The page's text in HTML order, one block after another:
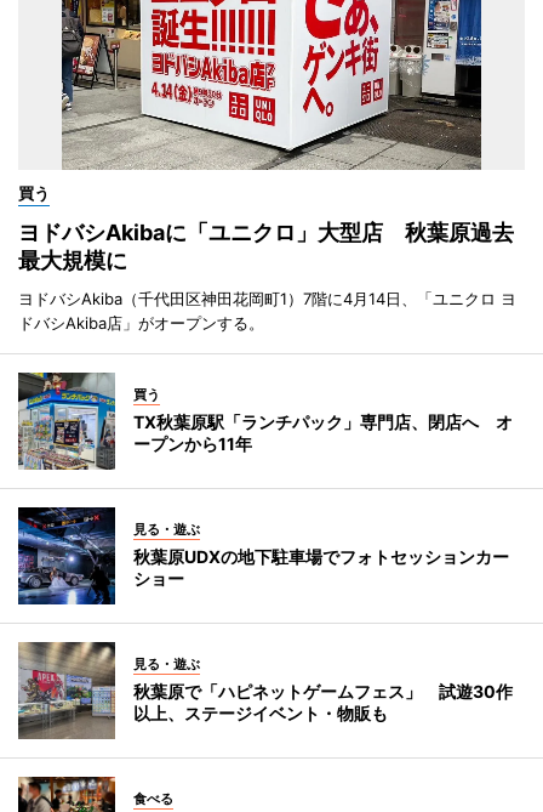
買う
ヨドバシAkibaに「ユニクロ」大型店 秋葉原過去
最大規模に
ヨドバシAkiba（千代田区神田花岡町1）7階に4月14日、「ユニクロ ヨ
ドバシAkiba店」がオープンする。
買う
TX秋葉原駅「ランチパック」専門店、閉店へ オ
ープンから11年
見る・遊ぶ
秋葉原UDXの地下駐車場でフォトセッションカー
ショー
見る・遊ぶ
秋葉原で「ハピネットゲームフェス」 試遊30作
以上、ステージイベント・物販も
食べる